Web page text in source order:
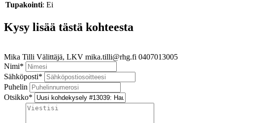
Tupakointi: Ei
Kysy lisää tästä kohteesta
Mika Tilli Välittäjä, LKV mika.tilli@rhg.fi 0407013005
Nimi*
Sähköposti*
Puhelin
Otsikko*